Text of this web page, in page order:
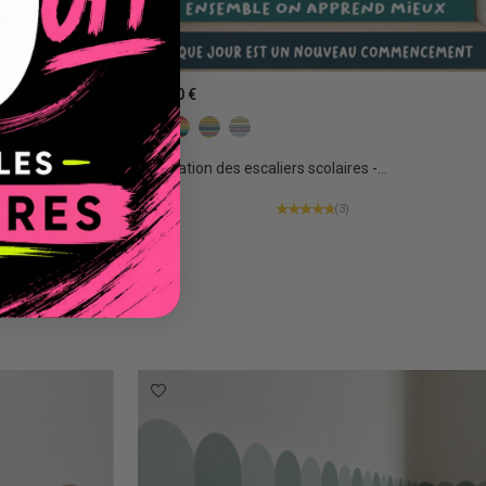
Décoration des escaliers scolaires -...
175,00 €
(3)
Couleurs Confettis
Couleurs Terre
Couleurs boho
Couleurs Calm